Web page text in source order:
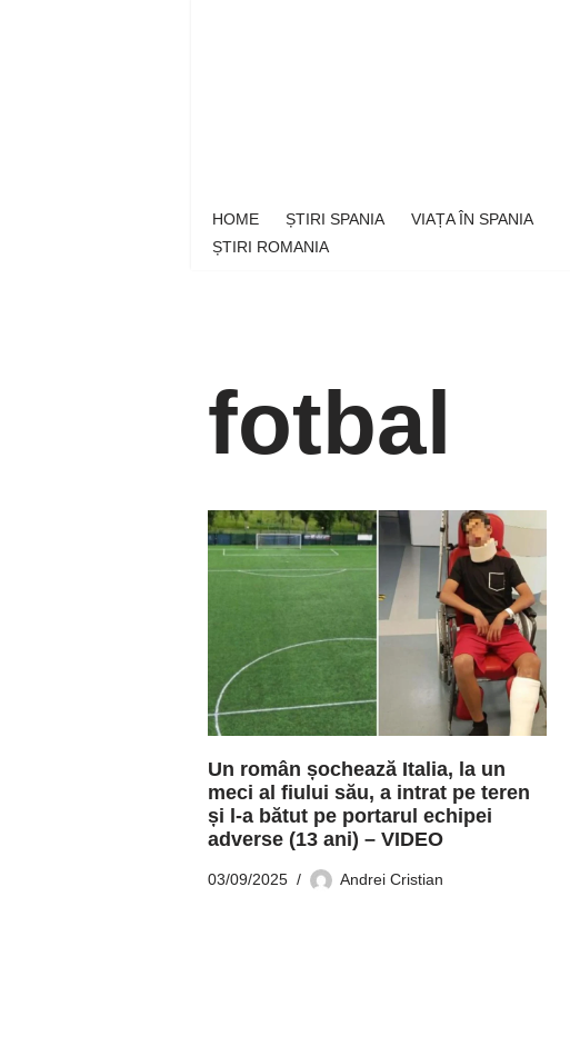
HOME ȘTIRI SPANIA VIAȚA ÎN SPANIA
ȘTIRI ROMANIA
fotbal
Un român șochează Italia, la un
meci al fiului său, a intrat pe teren
și l-a bătut pe portarul echipei
adverse (13 ani) – VIDEO
03/09/2025 Andrei Cristian